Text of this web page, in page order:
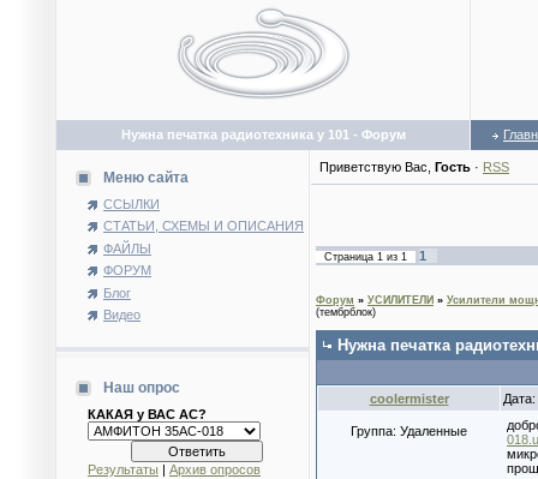
Нужна печатка радиотехника у 101 - Форум
Меню сайта
ССЫЛКИ
СТАТЬИ, СХЕМЫ И ОПИСАНИЯ
ФАЙЛЫ
ФОРУМ
Блог
Видео
Наш опрос
КАКАЯ у ВАС АС?
Результаты | Архив опросов
Приветствую Вас Гость · RSS
Страница 1 из 1 1
Форум » УСИЛИТЕЛИ » Усилители
(тембрблок)
Нужна печатка
coolermister
Группа: Удаленные